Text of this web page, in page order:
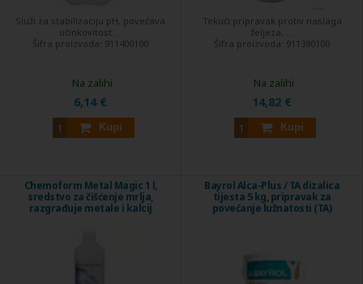
Služi za stabilizaciju pH, povećava
učinkovitost ...
Šifra proizvoda: 911400100
6,14 €
Kupi
Na zalihi
Tekući pripravak protiv naslaga
željeza, ...
Šifra proizvoda: 911380100
14,82 €
Kupi
Na zalihi
Chemoform Metal Magic 1 l,
sredstvo za čišćenje mrlja,
razgrađuje metale i kalcij
Bayrol Alca-Plus / TA dizalica
tijesta 5 kg, pripravak za
povećanje lužnatosti (TA)